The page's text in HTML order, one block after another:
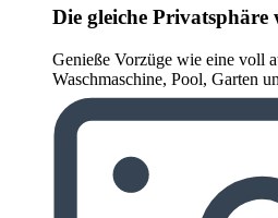
Die gleiche Privatsphäre
Genieße Vorzüge wie eine voll
Waschmaschine, Pool, Garten